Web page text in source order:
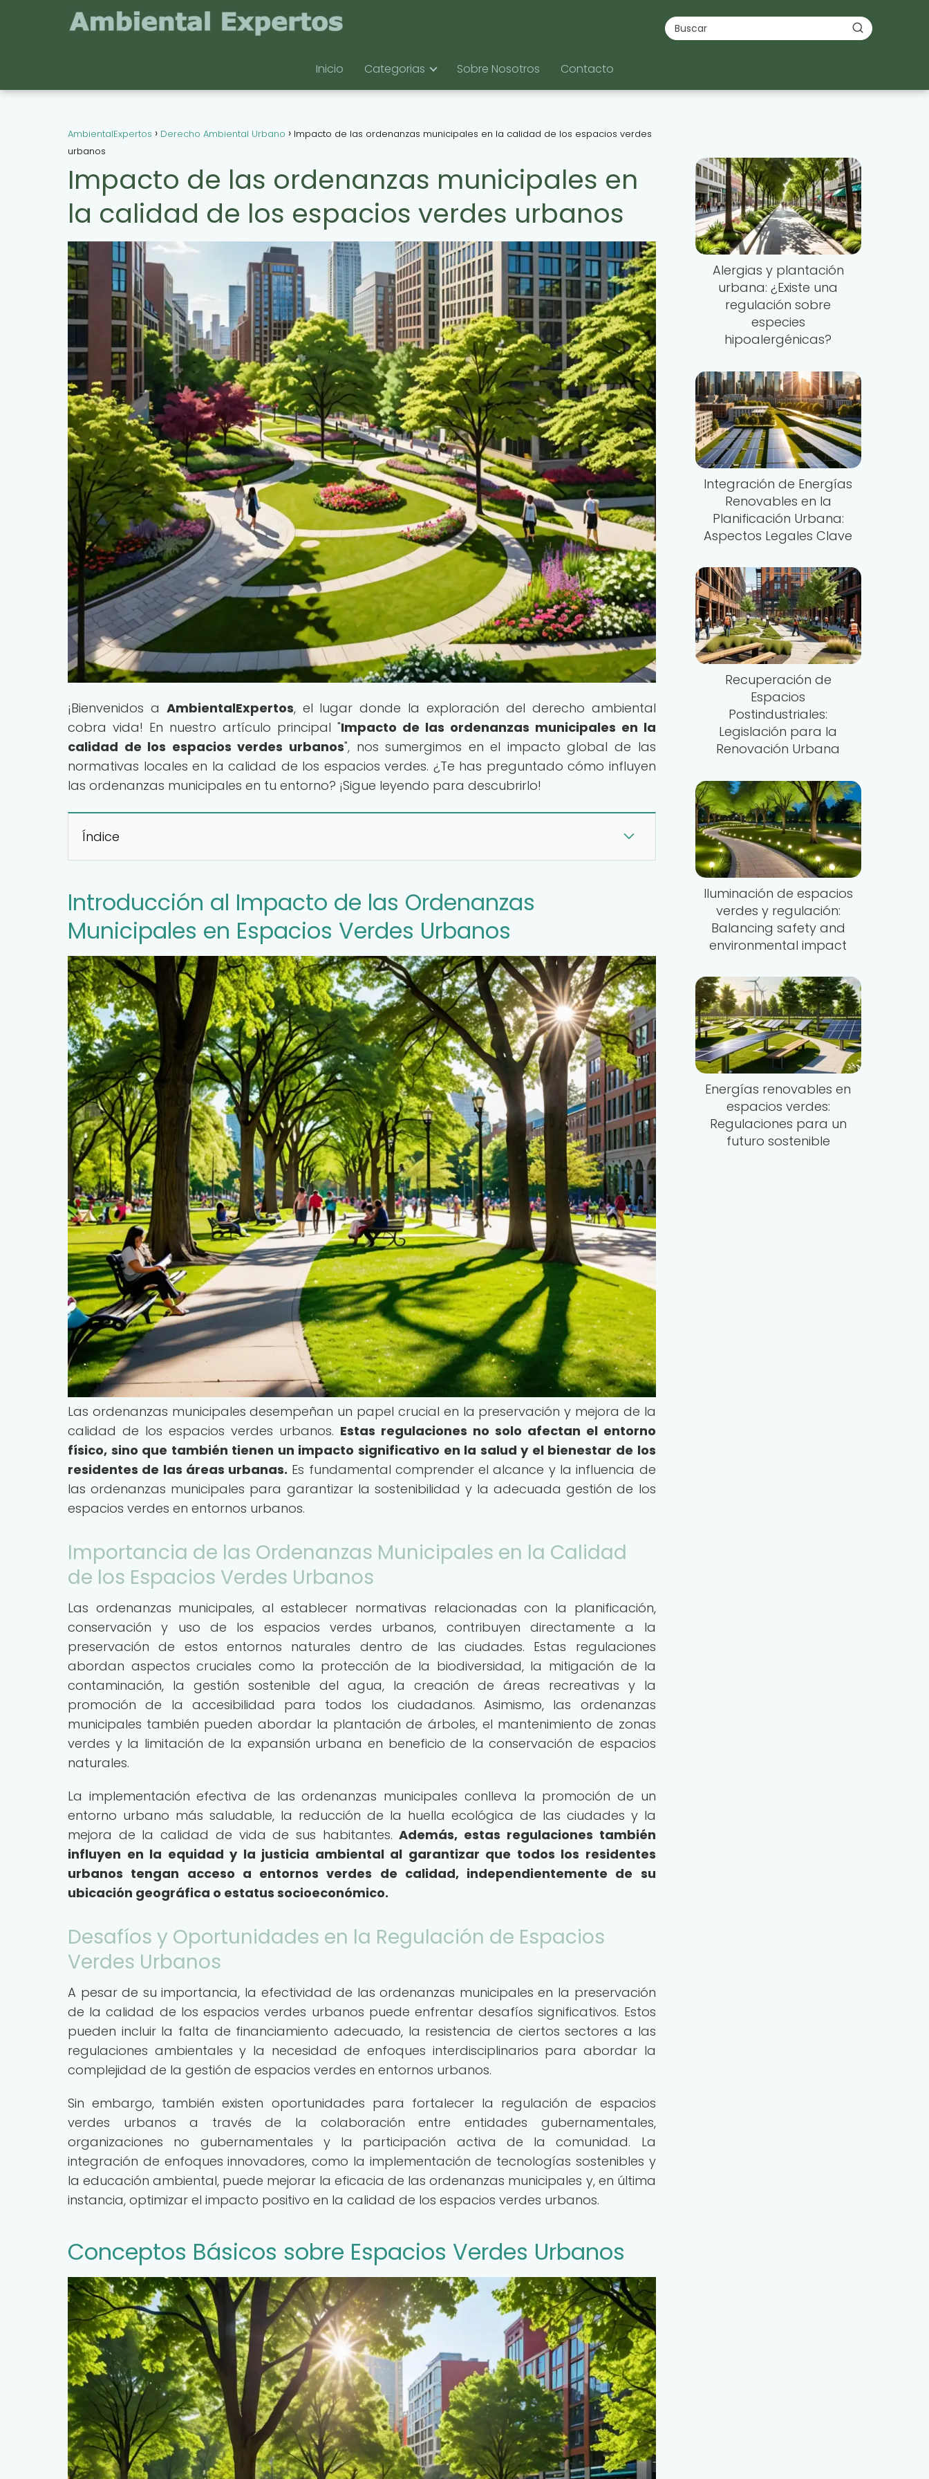
Inicio Categorias Sobre Nosotros Contacto
AmbientalExpertos Derecho Ambiental Urbano
Impacto de las ordenanzas municipales en la calidad de los espacios verdes
urbanos
Impacto de las ordenanzas municipales en
la calidad de los espacios verdes urbanos
¡Bienvenidos a AmbientalExpertos, el lugar donde la exploración del derecho ambiental
cobra vida! En nuestro artículo principal "Impacto de las ordenanzas municipales en la
calidad de los espacios verdes urbanos", nos sumergimos en el impacto global de las
normativas locales en la calidad de los espacios verdes. ¿Te has preguntado cómo influyen
las ordenanzas municipales en tu entorno? ¡Sigue leyendo para descubrirlo!
Índice
Introducción al Impacto de las Ordenanzas
Municipales en Espacios Verdes Urbanos
Las ordenanzas municipales desempeñan un papel crucial en la preservación y mejora de la
calidad de los espacios verdes urbanos. Estas regulaciones no solo afectan el entorno
físico, sino que también tienen un impacto significativo en la salud y el bienestar de los
residentes de las áreas urbanas. Es fundamental comprender el alcance y la influencia de
las ordenanzas municipales para garantizar la sostenibilidad y la adecuada gestión de los
espacios verdes en entornos urbanos.
Importancia de las Ordenanzas Municipales en la Calidad
de los Espacios Verdes Urbanos
Las ordenanzas municipales, al establecer normativas relacionadas con la planificación,
conservación y uso de los espacios verdes urbanos, contribuyen directamente a la
preservación de estos entornos naturales dentro de las ciudades. Estas regulaciones
abordan aspectos cruciales como la protección de la biodiversidad, la mitigación de la
contaminación, la gestión sostenible del agua, la creación de áreas recreativas y la
promoción de la accesibilidad para todos los ciudadanos. Asimismo, las ordenanzas
municipales también pueden abordar la plantación de árboles, el mantenimiento de zonas
verdes y la limitación de la expansión urbana en beneficio de la conservación de espacios
naturales.
La implementación efectiva de las ordenanzas municipales conlleva la promoción de un
entorno urbano más saludable, la reducción de la huella ecológica de las ciudades y la
mejora de la calidad de vida de sus habitantes.Además, estas regulaciones también
influyen en la equidad y la justicia ambiental al garantizar que todos los residentes
urbanos tengan acceso a entornos verdes de calidad, independientemente de su
ubicación geográfica o estatus socioeconómico.
Desafíos y Oportunidades en la Regulación de Espacios
Verdes Urbanos
A pesar de su importancia, la efectividad de las ordenanzas municipales en la preservación
de la calidad de los espacios verdes urbanos puede enfrentar desafíos significativos. Estos
pueden incluir la falta de financiamiento adecuado, la resistencia de ciertos sectores a las
regulaciones ambientales y la necesidad de enfoques interdisciplinarios para abordar la
complejidad de la gestión de espacios verdes en entornos urbanos.
Sin embargo, también existen oportunidades para fortalecer la regulación de espacios
verdes urbanos a través de la colaboración entre entidades gubernamentales,
organizaciones no gubernamentales y la participación activa de la comunidad. La
integración de enfoques innovadores, como la implementación de tecnologías sostenibles y
la educación ambiental, puede mejorar la eficacia de las ordenanzas municipales y, en última
instancia, optimizar el impacto positivo en la calidad de los espacios verdes urbanos.
Conceptos Básicos sobre Espacios Verdes Urbanos
Alergias y plantación
urbana: ¿Existe una
regulación sobre
especies
hipoalergénicas?
Integración de Energías
Renovables en la
Planificación Urbana:
Aspectos Legales Clave
Recuperación de
Espacios
Postindustriales:
Legislación para la
Renovación Urbana
Iluminación de espacios
verdes y regulación:
Balancing safety and
environmental impact
Energías renovables en
espacios verdes:
Regulaciones para un
futuro sostenible